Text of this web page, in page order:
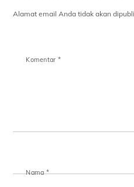
Alamat email Anda tidak akan
Komentar*
Nama*